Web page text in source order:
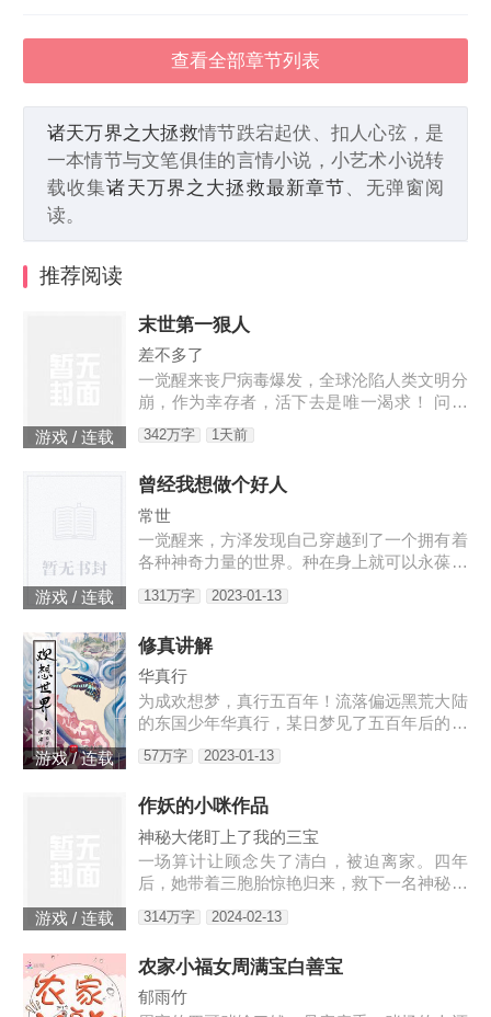
查看全部章节列表
诸天万界之大拯救情节跌宕起伏、扣人心弦，是
一本情节与文笔俱佳的言情小说，小艺术小说转
载收集诸天万界之大拯救最新章节 、无弹窗阅
读。
推荐阅读
游戏 / 连载
末世第一狠人
差不多了
一觉醒来丧尸病毒爆发，全球沦陷人类文明分
崩，作为幸存者，活下去是唯一渴求！ 问：
末世怎样才能活下去？答：首先要狠！【非重
生】【轻系统】【丧尸】【末世生存】【杀伐
342万字 1天前
游戏 / 连载
曾经我想做个好人
常世
一觉醒来，方泽发现自己穿越到了一个拥有着
各种神奇力量的世界。种在身上就可以永葆青
的小丑可以代替主人学习锻炼，而且效果翻倍
131万字 2023-01-13
游戏 / 连载
修真讲解
华真行
为成欢想梦，真行五百年！流落偏远黑荒大陆
的东国少年华真行，某日梦见了五百年后的世
界。在那个世界上，很多国度与部族甚至已消
失于历史长河，而古老的东国迎来了强大的新
57万字 2023-01-13
游戏 / 连载
作妖的小咪作品
神秘大佬盯上了我的三宝
一场算计让顾念失了清白，被迫离家。四年
后，她带着三胞胎惊艳归来，救下一名神秘男
她求负责。“你救了我，我以身相许。”三胞胎
鉴定，“乖，我是你们的亲爹。”顾念抚额，带
着三胞胎就跑路……外界传闻，商界霸主陆寒
314万字 2024-02-13
农家小福女周满宝白善宝
郁雨竹